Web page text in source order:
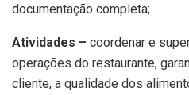
documentação completa;
Atividades – coordenar e
operações do restaurante,
cliente, a qualidade dos